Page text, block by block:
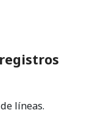
líneas.